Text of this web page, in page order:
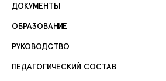
ДОКУМЕНТЫ
ОБРАЗОВАНИЕ
РУКОВОДСТВО
ПЕДАГОГИЧЕСКИЙ СОСТАВ